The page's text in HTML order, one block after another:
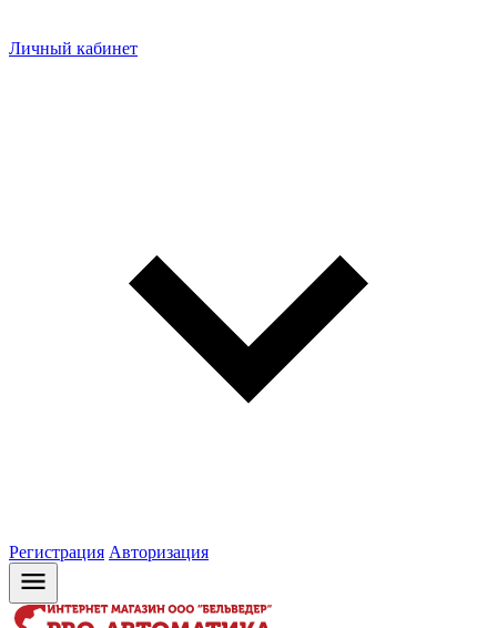
Личный кабинет
Регистрация Авторизация